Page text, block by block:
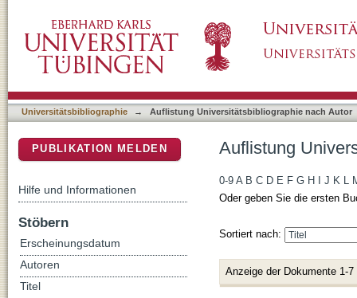
Universitätsbibliographie → Auflistung Universitätsbibliographie nach Autor
Auflistung
0-9 A B C D E F G H J K L
Oder geben Sie die ersten
Sortiert nach:
Anzeige der Dokumente 1-7
PUBLIKATION MELDEN
Hilfe und Informationen
Stöbern
Erscheinungsdatum
Autoren
Titel